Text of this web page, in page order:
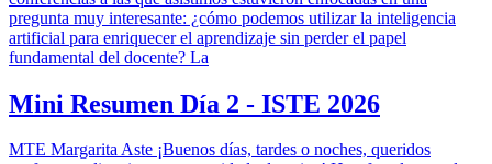
pregunta muy interesante: ¿cómo podemos utilizar la inteligencia
artificial para enriquecer el aprendizaje sin perder el papel
fundamental del docente? La
Mini Resumen Día 2 - ISTE 2026
MTE Margarita Aste ¡Buenos días, tardes o noches, queridos